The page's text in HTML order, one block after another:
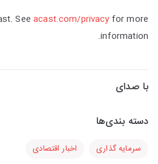
Seeacast.com/privacy for more
information.
با صدای
دسته بندی‌ها
سرمایه گذاری اخبار اقتصادی